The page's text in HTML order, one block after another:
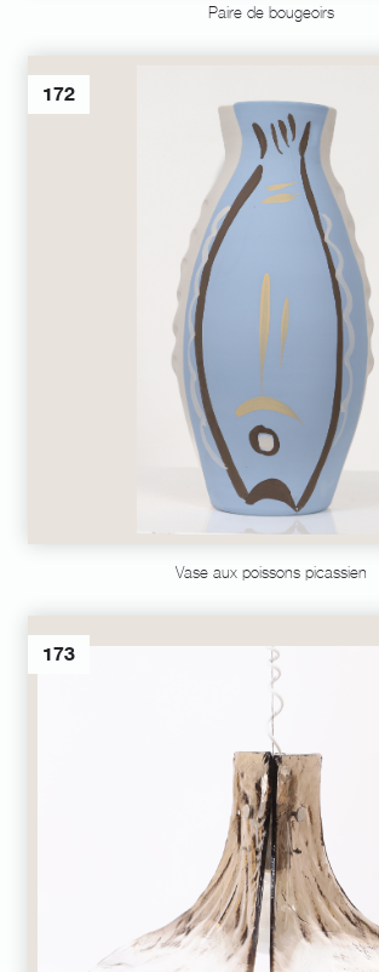
Paire de bougeoirs
172
Vase aux poissons picassien
173